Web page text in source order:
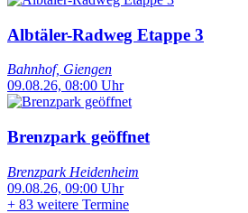
Albtäler-Radweg Etappe 3
Bahnhof, Giengen
09.08.26, 08:00 Uhr
Brenzpark geöffnet
Brenzpark Heidenheim
09.08.26, 09:00 Uhr
+ 83 weitere Termine